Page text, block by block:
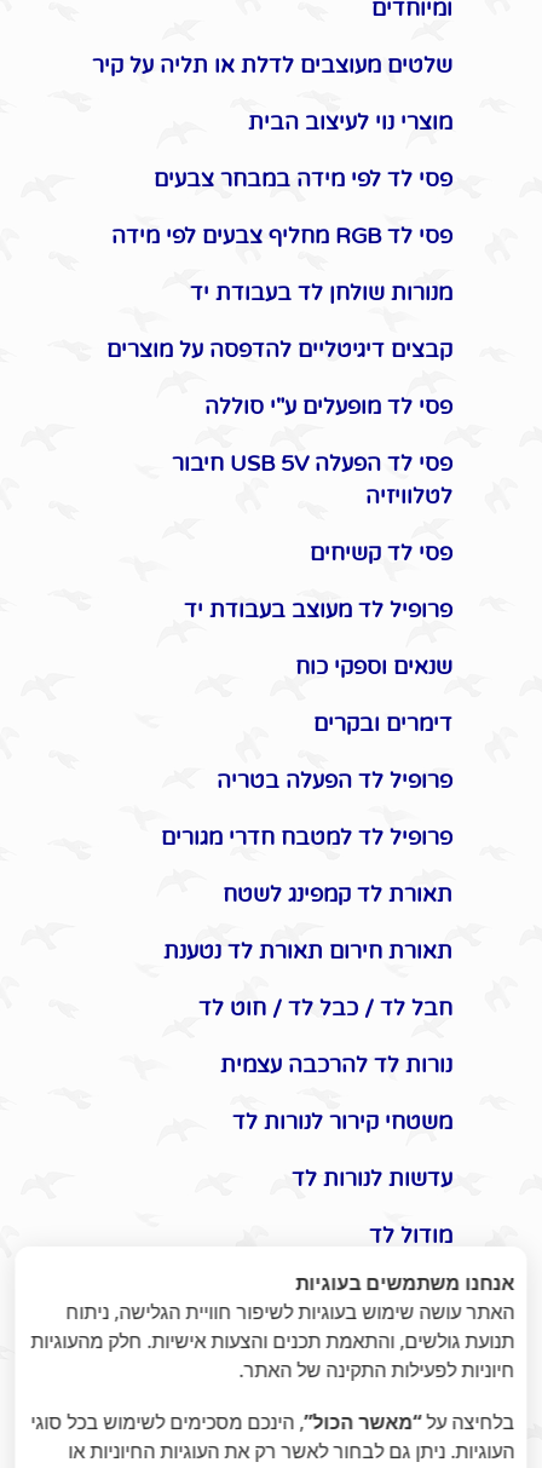
ומיוחדים
שלטים מעוצבים לדלת או תליה על קיר
מוצרי נוי לעיצוב הבית
פסי לד לפי מידה במבחר צבעים
פסי לד RGB מחליף צבעים לפי מידה
מנורות שולחן לד בעבודת יד
קבצים דיגיטליים להדפסה על מוצרים
פסי לד מופעלים ע"י סוללה
פסי לד הפעלה USB 5V חיבור
לטלוויזיה
פסי לד קשיחים
פרופיל לד מעוצב בעבודת יד
שנאים וספקי כוח
דימרים ובקרים
פרופיל לד הפעלה בטריה
פרופיל לד למטבח חדרי מגורים
תאורת לד קמפינג לשטח
תאורת חירום תאורת לד נטענת
חבל לד / כבל לד / חוט לד
נורות לד להרכבה עצמית
משטחי קירור לנורות לד
עדשות לנורות לד
מודול לד
אביזרים משלימים לתאורת לד
תקעים / שקעים / שעון שבת
מונלד
אומנות היופי בתאורת לד -
אנחנו משתמשים בעוגיות
האתר עושה שימוש בעוגיות לשיפור חוויית הגלישה, ניתוח
תנועת גולשים, והתאמת תכנים והצעות אישיות. חלק מהעוגיות
חיוניות לפעילות התקינה של האתר.
בלחיצה על“מאשר הכול”, הינכם מסכימים לשימוש בכל סוגי
העוגיות. ניתן גם לבחור לאשר רק את העוגיות החיוניות או